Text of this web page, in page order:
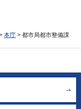
本庁 > 都市局都市整備課